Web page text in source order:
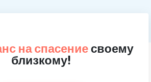
на спасение своему
близкому!